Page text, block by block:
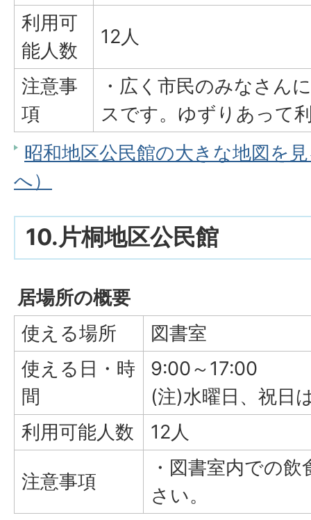
利用可
能人数
12人
注意事
項
・広く市民のみなさん
スです。ゆずりあって
昭和地区公民館の大きな地図を
へ）
10.片桐地区公民館
居場所の概要
使える場所
図書室
使える日・時
間
9:00～17:00
(注)水曜日、祝日
利用可能人数
12人
注意事項
・図書室内での
さい。